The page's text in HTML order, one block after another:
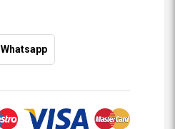
Whatsapp